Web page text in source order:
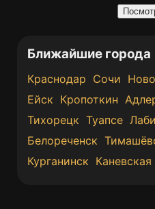
Ближайшие города
Краснодар Сочи
Ейск Кропоткин
Тихорецк Туапсе
Белореченск
Курганинск Каневская